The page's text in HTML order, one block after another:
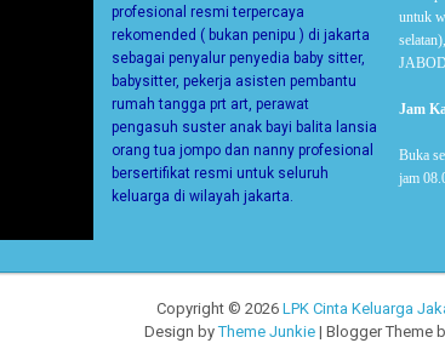
profesional resmi terpercaya
rekomended ( bukan penipu ) di jakarta
sebagai penyalur penyedia baby sitter,
babysitter, pekerja asisten pembantu
rumah tangga prt art, perawat
pengasuh suster anak bayi balita lansia
orang tua jompo dan nanny profesional
bersertifikat resmi untuk seluruh
keluarga di wilayah jakarta.
untuk
Jam
Buka
jam
Copyright © 2026 LPK Cinta Keluarga
Design byTheme Junkie| Blogger Theme